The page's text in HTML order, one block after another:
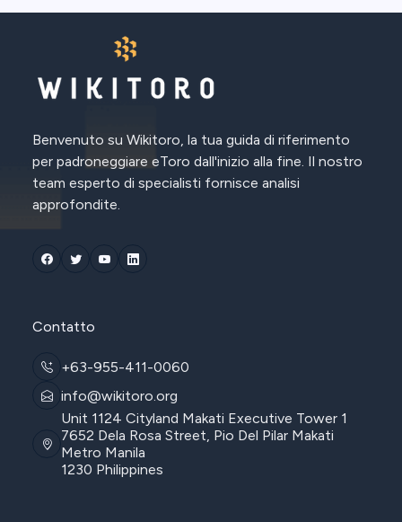
Benvenuto su Wikitoro, la tua guida di riferimento
per padroneggiare eToro dall'inizio alla fine. Il nostro
team esperto di specialisti fornisce analisi
approfondite.
Contatto
+63-955-411-0060
info@wikitoro.org
Unit 1124 Cityland Makati Executive Tower 1
7652 Dela Rosa Street, Pio Del Pilar Makati
Metro Manila
1230 Philippines